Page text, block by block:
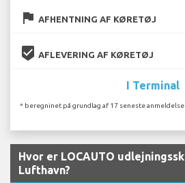
flag AFHENTNING AF KØRETØJ
beenhere AFLEVERING AF KØRETØJ
I Terminal
* beregninet på grundlag af 17 seneste
Hvor er LOCAUTO
Lufthavn?